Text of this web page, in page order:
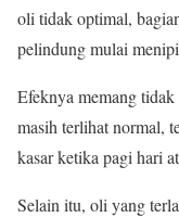
oli tidak optimal,
pelindung mulai
Efeknya memang tidak
masih terlihat normal,
kasar ketika pagi hari
Selain itu, oli yang